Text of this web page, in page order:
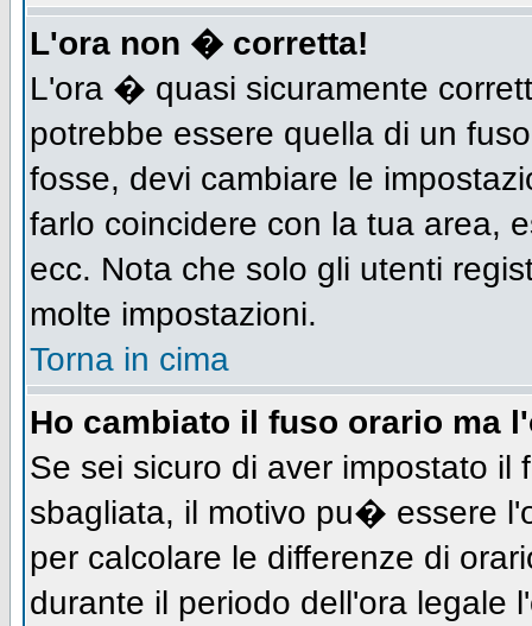
L'ora non � corretta!
L'ora � quasi sicuramente
potrebbe essere quella di un
fosse, devi cambiare le
farlo coincidere con la tua area,
ecc. Nota che solo gli utenti
molte impostazioni.
Torna in cima
Ho cambiato il fuso orario ma
Se sei sicuro di aver impostato
sbagliata, il motivo pu� essere
per calcolare le differenze di
durante il periodo dell'ora legale